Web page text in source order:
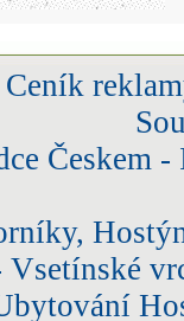
Ceník
Českem
Vsetínské